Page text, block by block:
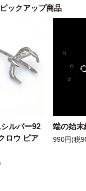
ピックアップ商品
ルバー92
ロウ ピア
端の始末
990円(税